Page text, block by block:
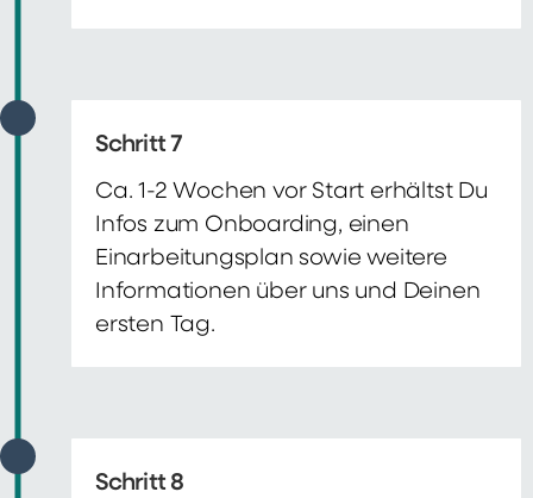
Schritt 7
Ca. 1-2 Wochen vor Start erhältst Du
Infos zum Onboarding, einen
Einarbeitungsplan sowie weitere
Informationen über uns und Deinen
ersten Tag.
Schritt 8